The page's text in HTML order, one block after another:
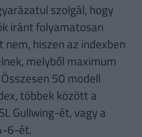
szolgál, hogy
iránt folyamatosan
hiszen az indexben
melyből maximum
50 modell
többek között a
Gullwing-ét, vagy a
6-ét.